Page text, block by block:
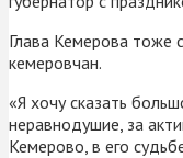
Глава Кемерова тоже
кемеровчан.
«Я хочу сказать
неравнодушие, за
Кемерово, в его